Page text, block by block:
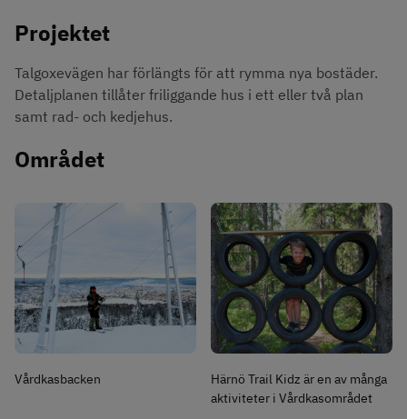
Projektet
Talgoxevägen har förlängts för att rymma nya bostäder.
Detaljplanen tillåter friliggande hus i ett eller två plan
samt rad- och kedjehus.
Området
Vårdkasbacken
Härnö Trail Kidz är en av många
aktiviteter i Vårdkasområdet